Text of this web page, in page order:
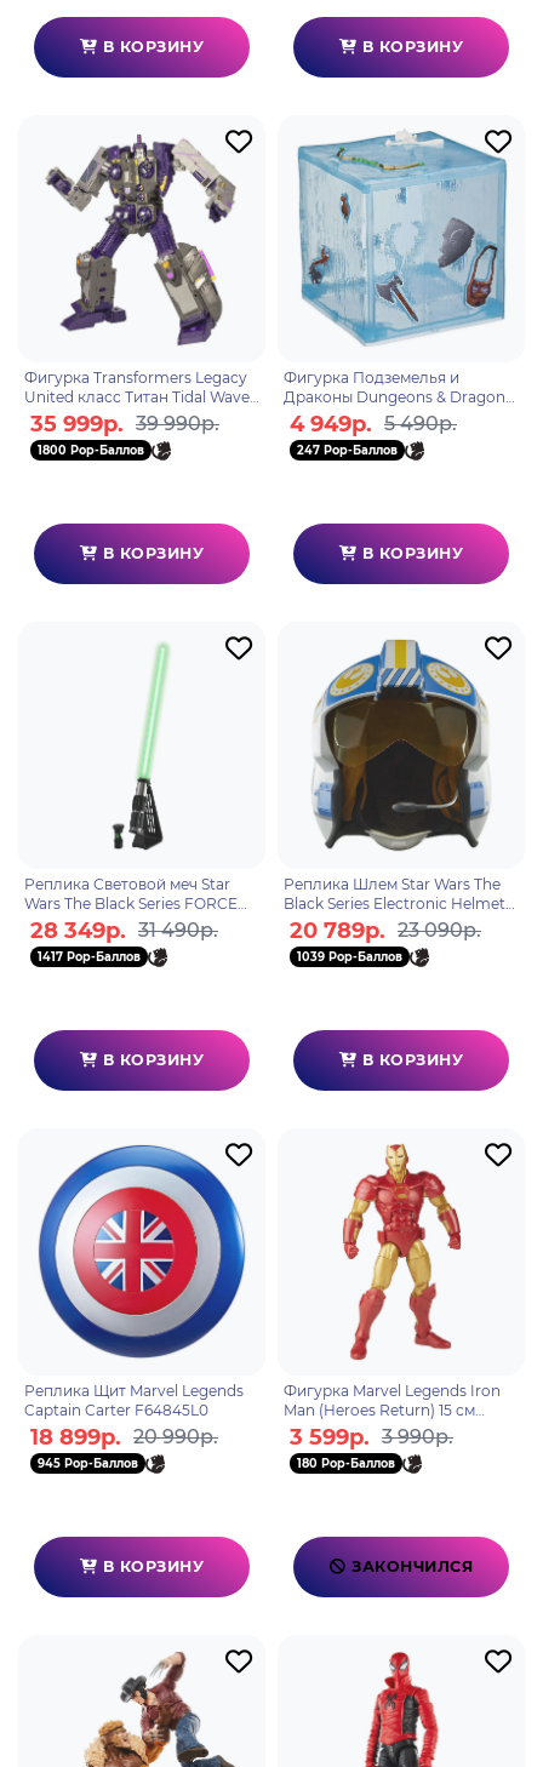
В КОРЗИНУ В КОРЗИНУ
Фигурка Transformers Legacy
United класс Титан Tidal Wave
F85125L0
35 999р. 39 990р.
1800 Pop-Баллов
В КОРЗИНУ
Фигурка Подземелья и
Драконы Dungeons & Dragons
Gelatinous Cube 20cm F6370
4 949р. 5 490р.
247 Pop-Баллов
В КОРЗИНУ
Реплика Световой меч Star
Wars The Black Series FORCE
FX ELITE YODA F86835L0
28 349р. 31 490р.
1417 Pop-Баллов
В КОРЗИНУ
Реплика Шлем Star Wars The
Black Series Electronic Helmet
Carson Teva F91805L0
20 789р. 23 090р.
1039 Pop-Баллов
В КОРЗИНУ
Реплика Щит Marvel Legends
Captain Carter F64845L0
18 899р. 20 990р.
945 Pop-Баллов
В КОРЗИНУ
Фигурка Marvel Legends Iron
Man (Heroes Return) 15 см
F3686
3 599р. 3 990р.
180 Pop-Баллов
ЗАКОНЧИЛСЯ